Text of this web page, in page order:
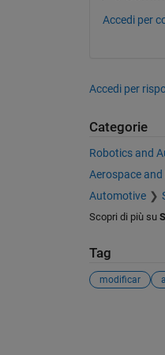
Accedi per
Accedi per
Categorie
Robotics and
Aerospace and
Automotive
Scopri di più su
Tag
modificar